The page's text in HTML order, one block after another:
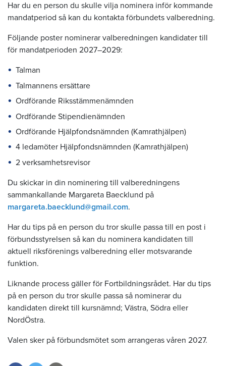
Har du en person du skulle vilja nominera inför kommande
mandatperiod så kan du kontakta förbundets valberedning.
Följande poster nominerar valberedningen kandidater till
för mandatperioden 2027–2029:
Talman
Talmannens ersättare
Ordförande Riksstämmenämnden
Ordförande Stipendienämnden
Ordförande Hjälpfondsnämnden (Kamrathjälpen)
4 ledamöter Hjälpfondsnämnden (Kamrathjälpen)
2 verksamhetsrevisor
Du skickar in din nominering till valberedningens
sammankallande Margareta Baecklund på
margareta.baecklund@gmail.com.
Har du tips på en person du tror skulle passa till en post i
förbundsstyrelsen så kan du nominera kandidaten till
aktuell riksförenings valberedning eller motsvarande
funktion.
Liknande process gäller för Fortbildningsrådet. Har du tips
på en person du tror skulle passa så nominerar du
kandidaten direkt till kursnämnd; Västra, Södra eller
NordÖstra.
Valen sker på förbundsmötet som arrangeras våren 2027.